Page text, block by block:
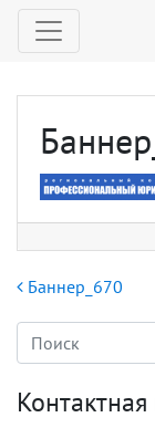
Баннер_670